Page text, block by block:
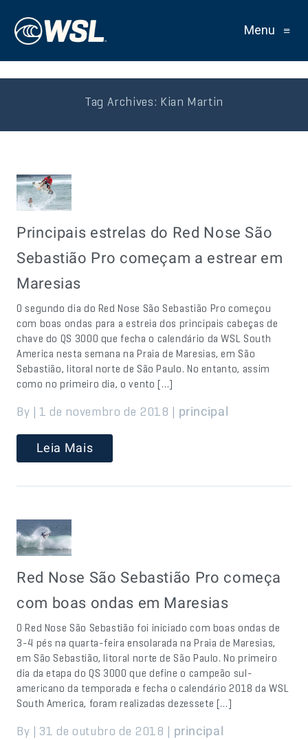
Menu ≡
Tag Archives: Kian Martin
Principais estrelas do Red Nose São
Sebastião Pro começam a estrear em
Maresias
O segundo dia do Red Nose São Sebastião Pro começou
com boas ondas para a estreia dos principais cabeças de
chave do QS 3000 que fecha o calendário da WSL South
America nesta semana na Praia de Maresias, em São
Sebastião, litoral norte de São Paulo. No entanto, assim
como no primeiro dia, o vento […]
By | 1 de novembro de 2018 | principal
Leia Mais
Red Nose São Sebastião Pro começa
com boas ondas em Maresias
O Red Nose São Sebastião foi iniciado com boas ondas de
3-4 pés na quarta-feira ensolarada na Praia de Maresias,
em São Sebastião, litoral norte de São Paulo. No primeiro
dia da etapa do QS 3000 que define o campeão sul-
americano da temporada e fecha o calendário 2018 da WSL
South America, foram realizadas dezessete […]
By | 31 de outubro de 2018 | principal